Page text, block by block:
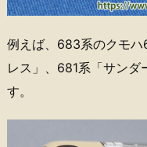
例えば、683系のクモ
レス」、681系「サンダ
す。